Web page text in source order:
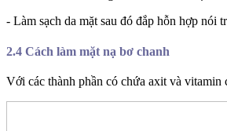
- Làm sạch da mặt sau đó đắp hỗn hợp nói
2.4 Cách làm mặt nạ bơ chanh
Với các thành phần có chứa axit và vitamin